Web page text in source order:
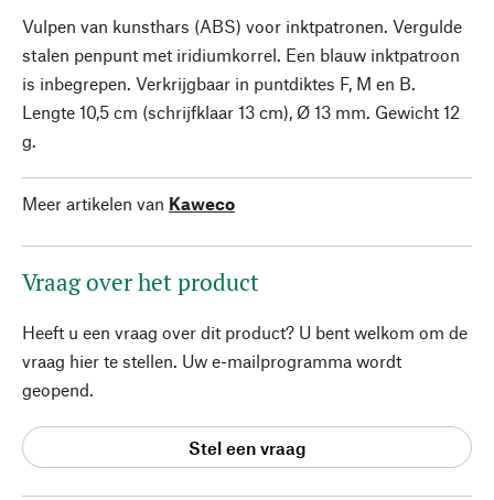
Vulpen van kunsthars (ABS) voor inktpatronen. Vergulde
stalen penpunt met iridiumkorrel. Een blauw inktpatroon
is inbegrepen. Verkrijgbaar in puntdiktes F, M en B.
Lengte 10,5 cm (schrijfklaar 13 cm), Ø 13 mm. Gewicht 12
g.
Meer artikelen van Kaweco
Vraag over het product
Heeft u een vraag over dit product? U bent welkom om de
vraag hier te stellen. Uw e-mailprogramma wordt
geopend.
Stel een vraag